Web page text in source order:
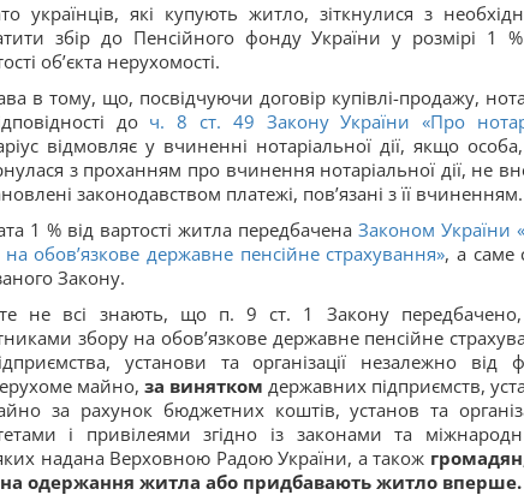
українців, які купують житло, зіткнулися з
збір до Пенсійного фонду України у розмірі 1
об’єкта нерухомості.
в тому, що, посвідчуючи договір купівлі-продажу,
до ч. 8 ст. 49 Закону України «Про
відмовляє у вчиненні нотаріальної дії, якщо
з проханням про вчинення нотаріальної дії, не
законодавством платежі, пов’язані з її вчиненням.
1 % від вартості житла передбачена Законом України
на обов’язкове державне пенсійне страхування», а саме
Закону.
не всі знають, що п. 9 ст. 1 Закону
збору на обов’язкове державне пенсійне
установи та організації незалежно від
майно, за винятком державних підприємств,
за рахунок бюджетних коштів, установ та
і привілеями згідно із законами та
надана Верховною Радою України, а також
одержання житла або придбавають житло вперше.